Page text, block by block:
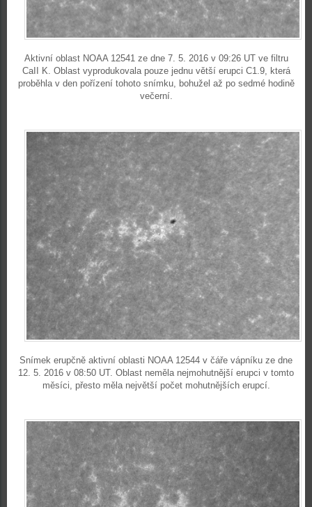
Aktivní oblast NOAA 12541 ze dne 7. 5. 2016 v 09:26 UT ve filtru
CaII K. Oblast vyprodukovala pouze jednu větší erupci C1.9, která
proběhla v den pořízení tohoto snímku, bohužel až po sedmé hodině
večerní.
Snímek erupčně aktivní oblasti NOAA 12544 v čáře vápníku ze dne
12. 5. 2016 v 08:50 UT. Oblast neměla nejmohutnější erupci v tomto
měsíci, přesto měla největší počet mohutnějších erupcí.